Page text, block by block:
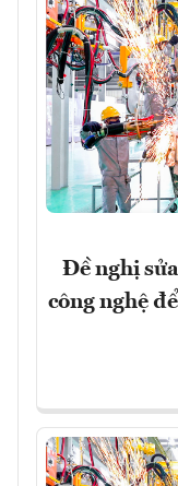
Đề nghị
công nghệ